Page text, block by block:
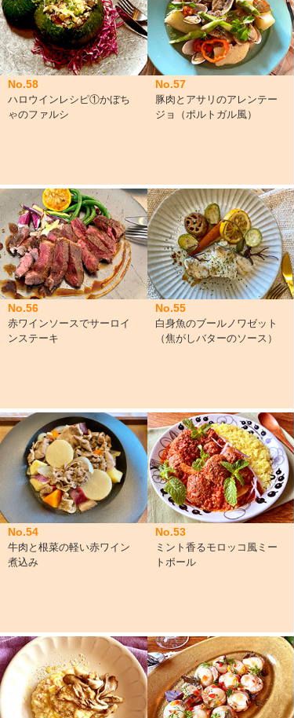
No.58
ハロウインレシピ①かぼち
ゃのファルシ
No.57
豚肉とアサリのアレンテー
ジョ（ポルトガル風）
No.56
赤ワインソースでサーロイ
ンステーキ
No.55
白身魚のブールノワゼット
（焦がしバターのソース）
No.54
牛肉と根菜の軽い赤ワイン
煮込み
No.53
ミント香るモロッコ風ミー
トボール